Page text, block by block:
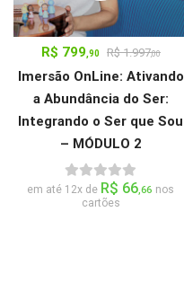
R$ 799,90 R$1.997,00
Imersão OnLine: Ativando
a Abundância do Ser:
Integrando o Ser que Sou
– MÓDULO 2
em até 12x de R$ 66 ,66 nos
cartões